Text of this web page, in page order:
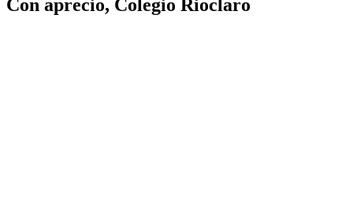
Con aprecio, Colegio Rioclaro